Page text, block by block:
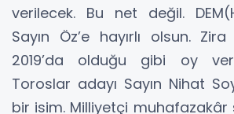
verilecek. Bu net değil.
Sayın Öz’e hayırlı olsun. Zira
2019’da olduğu gibi oy
Toroslar adayı Sayın Nihat
bir isim. Milliyetçi muhafazakâr